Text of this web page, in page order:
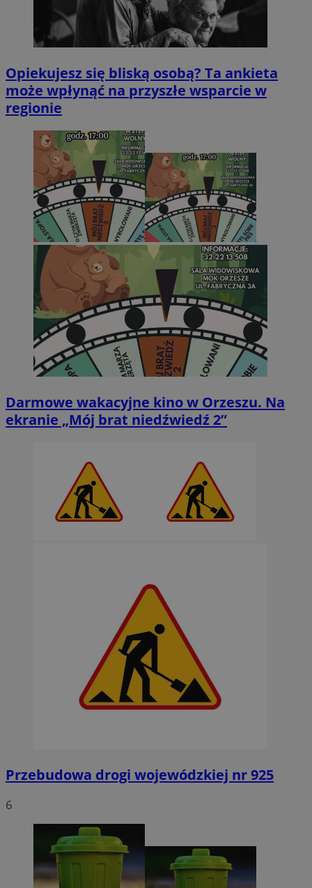
Opiekujesz się bliską osobą? Ta ankieta
może wpłynąć na przyszłe wsparcie w
regionie
Darmowe wakacyjne kino w Orzeszu. Na
ekranie „Mój brat niedźwiedź 2”
Przebudowa drogi wojewódzkiej nr 925
6